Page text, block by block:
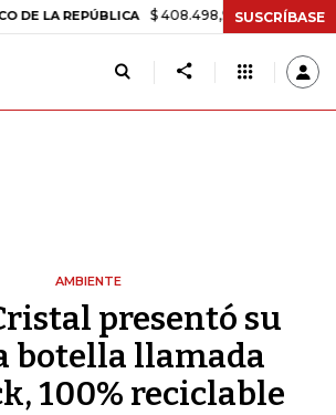
LA REPÚBLICA $ 408.498,97 +$ 8.753,81
SUSCRÍBASE
AMBIENTE
presentó su
botella llamada
100% reciclable